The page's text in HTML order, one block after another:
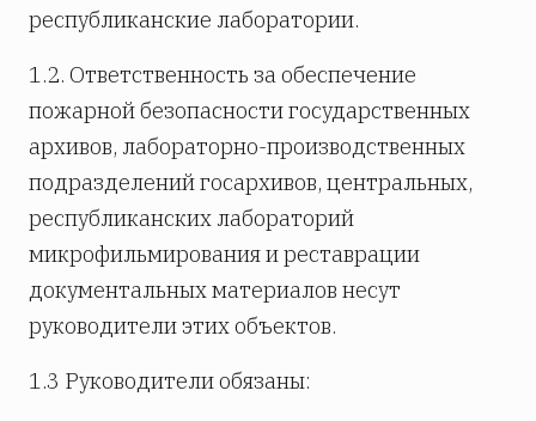
республиканские лаборатории.
1.2. Ответственность за обеспечение
пожарной безопасности государственных
архивов, лабораторно-производственных
подразделений госархивов, центральных,
республиканских лабораторий
микрофильмирования и реставрации
документальных материалов несут
руководители этих объектов.
1.3 Руководители обязаны: